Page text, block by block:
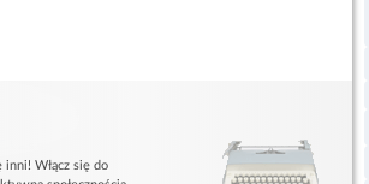
Włącz się do